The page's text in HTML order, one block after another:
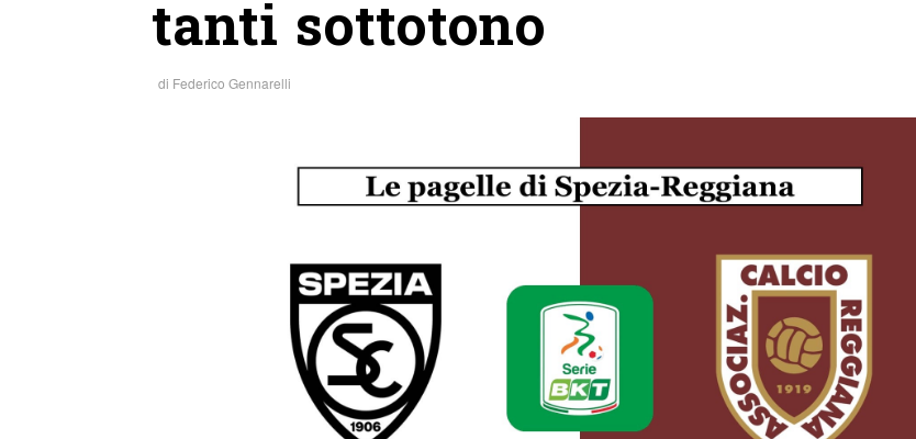
tanti sottotono
di Federico Gennarelli